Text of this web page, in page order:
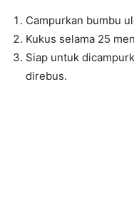
Campurkan bumbu
Kukus selama 25
Siap untuk
direbus.